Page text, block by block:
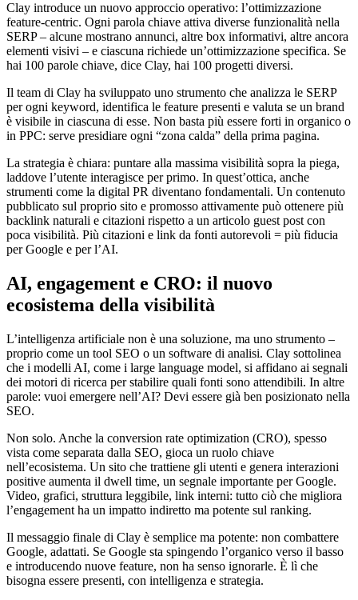
Clay introduce un nuovo approccio operativo: l’ottimizzazione
feature-centric. Ogni parola chiave attiva diverse funzionalità nella
SERP – alcune mostrano annunci, altre box informativi, altre ancora
elementi visivi – e ciascuna richiede un’ottimizzazione specifica. Se
hai 100 parole chiave, dice Clay, hai 100 progetti diversi.
Il team di Clay ha sviluppato uno strumento che analizza le SERP
per ogni keyword, identifica le feature presenti e valuta se un brand
è visibile in ciascuna di esse. Non basta più essere forti in organico o
in PPC: serve presidiare ogni “zona calda” della prima pagina.
La strategia è chiara: puntare alla massima visibilità sopra la piega,
laddove l’utente interagisce per primo. In quest’ottica, anche
strumenti come la digital PR diventano fondamentali. Un contenuto
pubblicato sul proprio sito e promosso attivamente può ottenere più
backlink naturali e citazioni rispetto a un articolo guest post con
poca visibilità. Più citazioni e link da fonti autorevoli = più fiducia
per Google e per l’AI.
AI, engagement e CRO: il nuovo
ecosistema della visibilità
L’intelligenza artificiale non è una soluzione, ma uno strumento –
proprio come un tool SEO o un software di analisi. Clay sottolinea
che i modelli AI, come i large language model, si affidano ai segnali
dei motori di ricerca per stabilire quali fonti sono attendibili. In altre
parole: vuoi emergere nell’AI? Devi essere già ben posizionato nella
SEO.
Non solo. Anche la conversion rate optimization (CRO), spesso
vista come separata dalla SEO, gioca un ruolo chiave
nell’ecosistema. Un sito che trattiene gli utenti e genera interazioni
positive aumenta il dwell time, un segnale importante per Google.
Video, grafici, struttura leggibile, link interni: tutto ciò che migliora
l’engagement ha un impatto indiretto ma potente sul ranking.
Il messaggio finale di Clay è semplice ma potente: non combattere
Google, adattati. Se Google sta spingendo l’organico verso il basso
e introducendo nuove feature, non ha senso ignorarle. È lì che
bisogna essere presenti, con intelligenza e strategia.